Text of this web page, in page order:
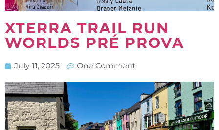
XTERRA TRAIL RUN
WORLDS PRÉ PROVA
July 11, 2025 One Comment